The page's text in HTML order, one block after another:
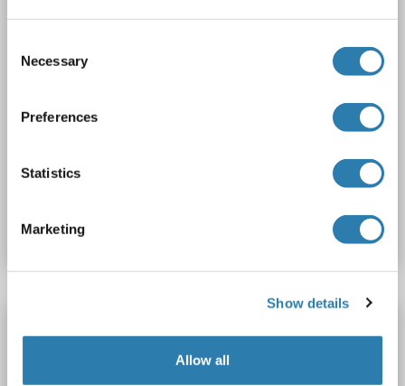
Selection
Necessary
Preferences
Statistics
Marketing
Show details
Allow all
Fiche technique
Colorimetric